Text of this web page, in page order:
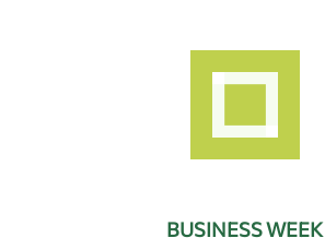
BUSINESS WEEK